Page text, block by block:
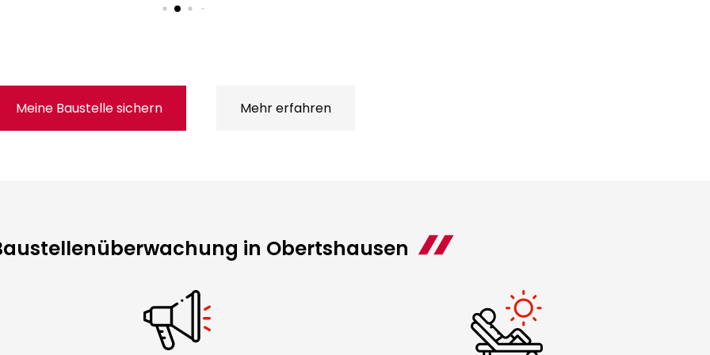
Meine Baustelle sichern Mehr erfahren
in Obertshausen